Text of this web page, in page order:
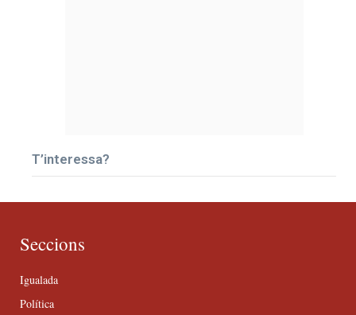
T’interessa?
Seccions
Igualada
Política